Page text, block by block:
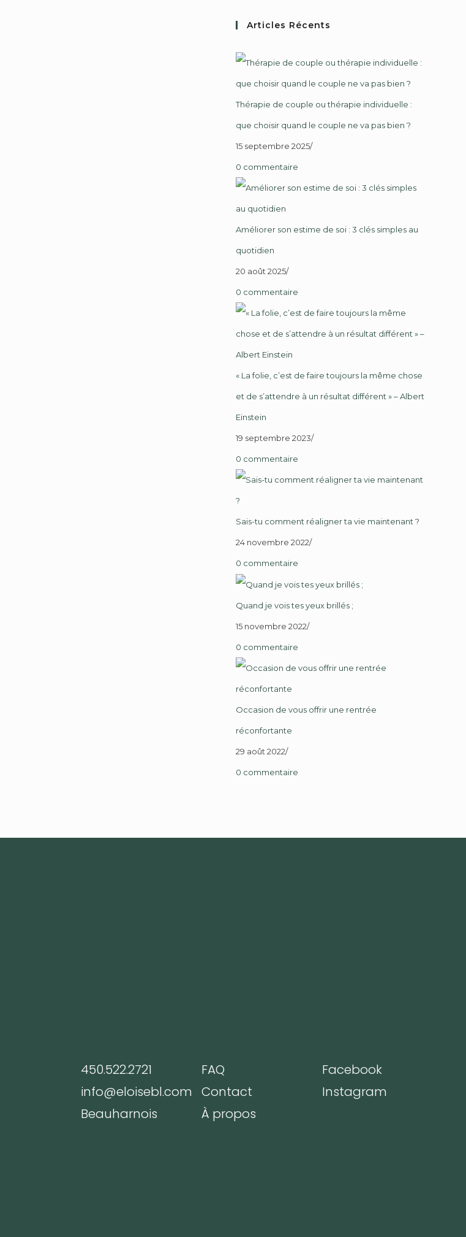
Articles Récents
Thérapie de couple ou thérapie individuelle :
que choisir quand le couple ne va pas bien ?
15 septembre 2025/
0 commentaire
Améliorer son estime de soi : 3 clés simples au
quotidien
20 août 2025/
0 commentaire
« La folie, c’est de faire toujours la même chose
et de s’attendre à un résultat différent » – Albert
Einstein
19 septembre 2023/
0 commentaire
Sais-tu comment réaligner ta vie maintenant ?
24 novembre 2022/
0 commentaire
Quand je vois tes yeux brillés ;
15 novembre 2022/
0 commentaire
Occasion de vous offrir une rentrée
réconfortante
29 août 2022/
0 commentaire
450.522.2721
info@eloisebl.com
Beauharnois
FAQ
Contact
À propos
Facebook
Instagram